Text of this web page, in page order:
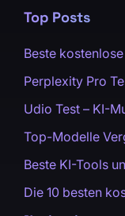
Top Posts
Beste
Perplexity Pro
Udio Test – KI-
Top-Modelle
Beste KI-Tools
Die 10 besten